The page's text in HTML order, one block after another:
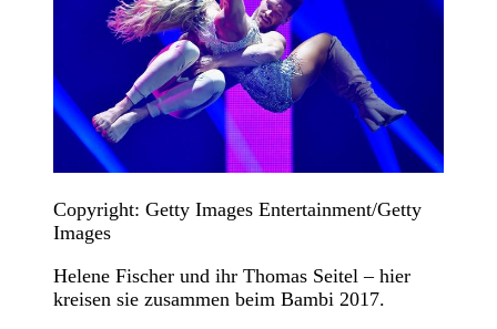
Copyright: Getty Images Entertainment/Getty
Images
Helene Fischer und ihr Thomas Seitel – hier
kreisen sie zusammen beim Bambi 2017.